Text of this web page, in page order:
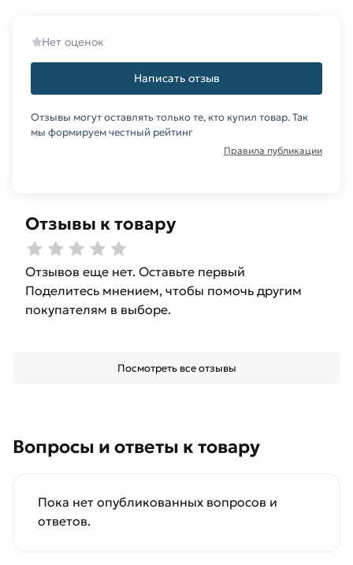
Отзывы к товару
Отзывов еще нет. Оставьте первый
Поделитесь мнением, чтобы помочь другим
покупателям в выборе.
Посмотреть все отзывы
Нет оценок
Написать отзыв
Отзывы могут оставлять только те, кто купил товар. Так
мы формируем честный рейтинг
Правила публикации
Вопросы и ответы к товару
Пока нет опубликованных вопросов и
ответов.